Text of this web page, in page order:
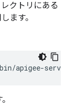
クトリにある
ます。
apigee-